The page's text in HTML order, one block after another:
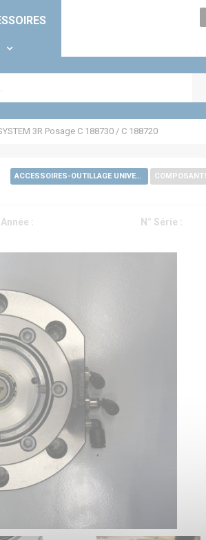
3R Posage C 188730 / C 188720
ACCESSOIRES-OUTILLAGE UNIVERSELS
Année : N° Série :